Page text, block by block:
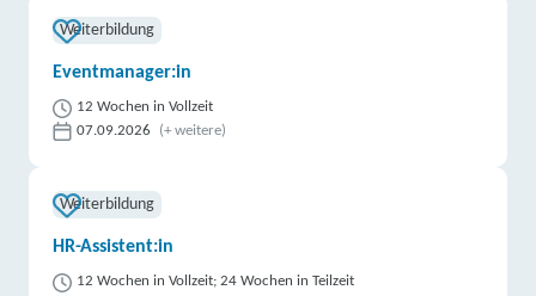
Weiterbildung
Eventmanager:in
12 Wochen in Vollzeit
07.09.2026
(+ weitere)
Weiterbildung
HR-Assistent:in
12 Wochen in Vollzeit; 24 Wochen in Teilzeit